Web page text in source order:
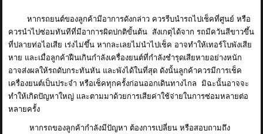
หากรถยนต์ของลูกค้ามีอาการดังกล่าว ควรรีบนำรถไปเช็คที่ศูนย์ หรือ
ควรนำไปซ่อมทันทีที่มีอาการผิดปกติขั้นต้น สังเกตุได้จาก รถมีควันสีขาวขึ้น
ที่ปลายท่อไอเสีย เร่งไม่ขึ้น หากละเลยไม่นำไปเช็ค อาจทำให้เทอร์โบพังเสีย
หาย และเมื่อลูกค้าฝืนเกินกำลังเครื่องยนต์ที่กำลังชำรุดเสียหายอย่างหนัก
อาจส่งผลให้รถดับกระทันหัน และพังได้ในที่สุด ดังนั้นลูกค้าควรมีการเช็ค
เครื่องยนต์เป็นประจำ หรือเช็คทุกครั้งก่อนออกเดินทางไกล มิฉะนั้นอาจจะ
ทำให้เกิดปัญหาใหญ่ และตามมาด้วยการเสียค่าใช้จ่ายในการซ่อมหลายต่อ
หลายครั้ง
หากรถของลูกค้ากำลังมีปัญหา ต้องการเปลี่ยน หรือสอบถามถึง